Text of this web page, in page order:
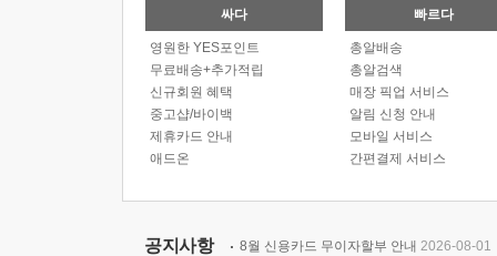
싸다
영원한 YES포인트
무료배송+추가적립
신규회원 혜택
중고샵/바이백
제휴카드 안내
애드온
빠르다
총알배송
총알검색
매장 픽업 서비스
알림 신청 안내
모바일 서비스
간편결제 서비스
공지사항 8월 신용카드 무이자할부 안내 2026-08-01